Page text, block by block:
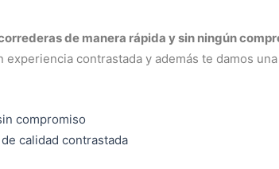
de manera rápida y sin ningún
contrastada y además te damos una
compromiso
calidad contrastada